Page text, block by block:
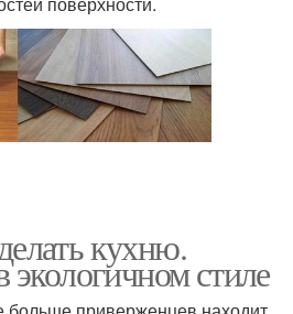
кухню.
экологичном стиле